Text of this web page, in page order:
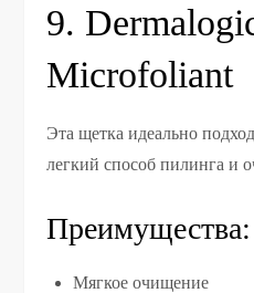
9.
Microfoliant
Эта щетка идеально
легкий способ пилинга и
Преимущества:
Мягкое очищение